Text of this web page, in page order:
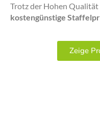
Trotz der Hohen
kostengünstige
Zeige